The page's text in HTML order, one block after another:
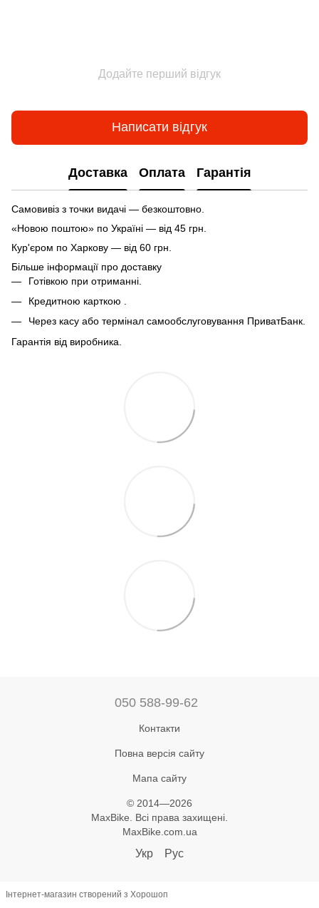
Додайте перший відгук
Написати відгук
Доставка Оплата Гарантія
Самовивіз з точки видачі — безкоштовно.
«Новою поштою» по Україні — від 45 грн.
Кур'єром по Харкову — від 60 грн.
Більше інформації про доставку
Готівкою при отриманні.
Кредитною карткою .
Через касу або термінал самообслуговування ПриватБанк.
Гарантія від виробника.
050 588-99-62
Контакти
Повна версія сайту
Мапа сайту
© 2014—2026
MaxBike. Всі права захищені.
MaxBike.com.ua
Укр Рус
Інтернет-магазин створений з Хорошоп